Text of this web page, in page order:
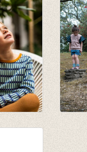
brown
€